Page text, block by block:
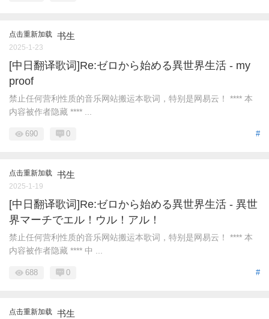
点击重新加载 书生
2025-1-23
[中日翻译歌词]Re:ゼロから始める異世界生活 - my
proof
禁止任何营利性质的音乐网站搬运本歌词，特别是网易云！ **** 本
内容被作者隐藏 **** ...
#
690 0
点击重新加载 书生
2025-1-19
[中日翻译歌词]Re:ゼロから始める異世界生活 - 異世
界マーチでエル！ウル！アル！
禁止任何营利性质的音乐网站搬运本歌词，特别是网易云！ **** 本
内容被作者隐藏 **** 中 ...
#
688 0
点击重新加载 书生